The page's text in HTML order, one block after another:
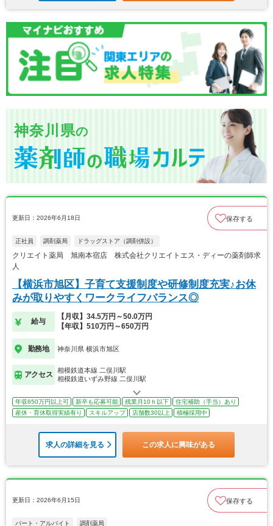
神奈川県の
更新日：2026年6月18日 保存する
正社員 調剤薬局 ドラッグストア（調剤併設）
クリエイト薬局 旭南本宿店 株式会社クリエイトエス・ディーの薬剤師求
人
【横浜市旭区】子育て支援制度や研修制度充実♪お休
みが取りやすくワークライフバランス◎
給与
【月収】34.5万円～50.0万円
【年収】510万円～650万円
勤務地 神奈川県 横浜市旭区
アクセス
相模鉄道本線 二俣川駅
相模鉄道いずみ野線 二俣川駅
年収650万円以上可 新卒も応募可能 残業月10ｈ以下
住宅補助（手当）あり
産休・育休取得実績有り
スキルアップ 店舗数30以上 積極採用中
求人の詳細を見る この求人に興味がある
更新日：2026年6月15日 保存する
パート・アルバイト 調剤薬局